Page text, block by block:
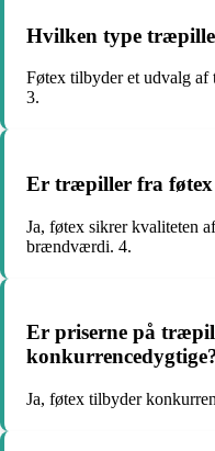
Hvilken type
Føtex tilbyder et udvalg
3.
Er træpiller fra
Ja, føtex sikrer kvaliteten
brændværdi. 4.
Er priserne på
Ja, føtex tilbyder